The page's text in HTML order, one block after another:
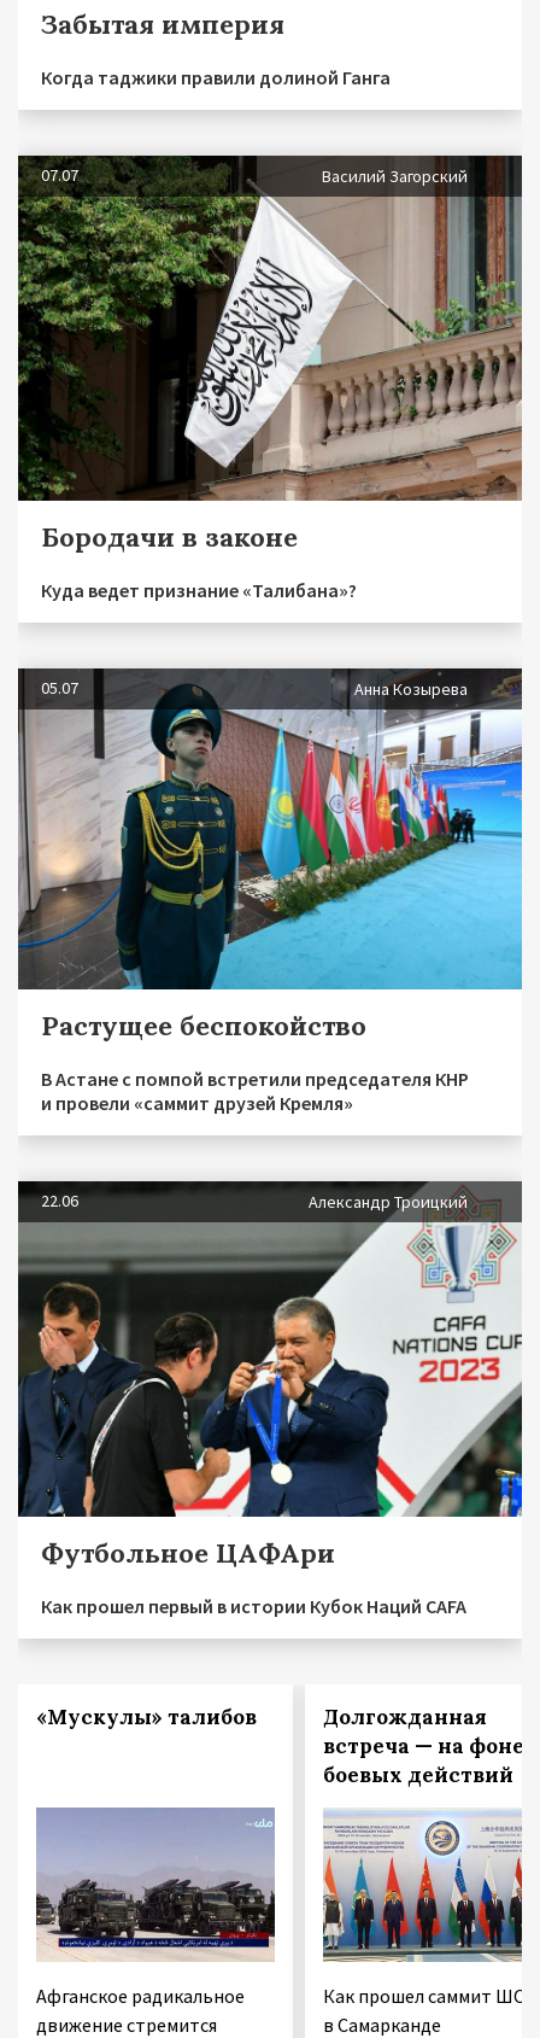
Забытая империя
Когда таджики правили долиной Ганга
07.07 Василий Загорский
Бородачи в законе
Куда ведет признание «Талибана»?
05.07 Анна Козырева
Растущее беспокойство
В Астане с помпой встретили председателя КНР
и провели «саммит друзей Кремля»
22.06 Александр Троицкий
Футбольное ЦАФАри
Как прошел первый в истории Кубок Наций CAFA
«Мускулы» талибов
Афганское радикальное
движение стремится
Долгожданная
встреча — на фоне
боевых действий
Как прошел саммит ШОС
в Самарканде